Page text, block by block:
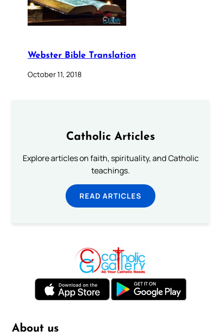
Webster Bible Translation
October 11, 2018
Catholic Articles
Explore articles on faith, spirituality, and Catholic
teachings.
READ ARTICLES
About us